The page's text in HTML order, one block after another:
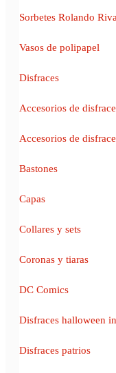
Sorbetes Rolando
Vasos de polipapel
Disfraces
Accesorios de
Accesorios de
Bastones
Capas
Collares y sets
Coronas y tiaras
DC Comics
Disfraces halloween
Disfraces patrios